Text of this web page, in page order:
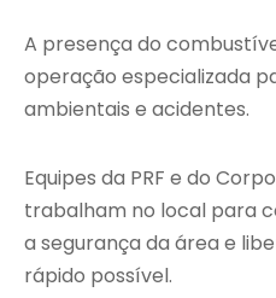
A presença do
operação especializada
ambientais e acidentes.
Equipes da PRF e do
trabalham no local para
a segurança da área e
rápido possível.